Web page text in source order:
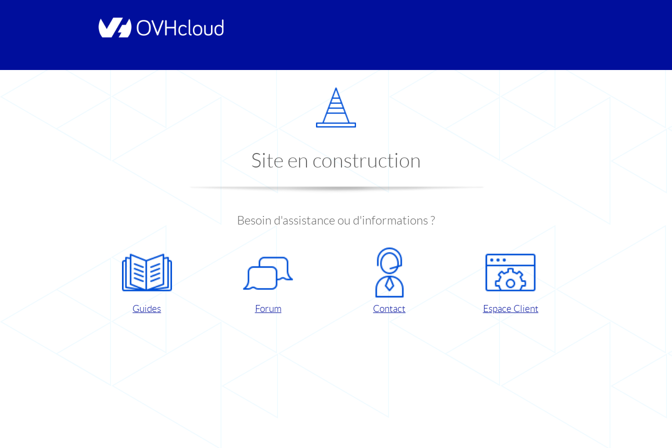
Site en construction
Besoin d'assistance ou d'informations ?
Guides Forum Contact Espace Client